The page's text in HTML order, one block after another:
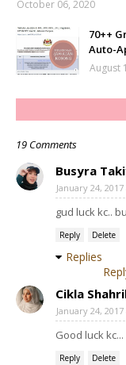
October 06, 2020
70++
Auto-
August
19 Comments
Busyra
January 24,
gud luck kc..
Reply Delete
Replies
Cikla
January 24,
Good luck
Reply Delete